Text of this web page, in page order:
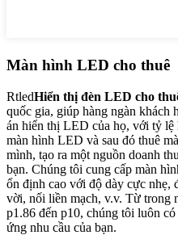
Màn hình LED cho thuê
RtledHiển thị đèn LED cho
quốc gia, giúp hàng ngàn khách
án hiển thị LED của họ, với tỷ lệ
màn hình LED và sau đó thuê
mình, tạo ra một nguồn doanh
bạn. Chúng tôi cung cấp màn
ổn định cao với độ dày cực nhẹ,
vời, nối liền mạch, v.v. Từ trong
p1.86 đến p10, chúng tôi luôn
ứng nhu cầu của bạn.